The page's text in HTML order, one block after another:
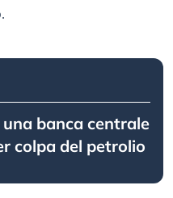
.
una banca centrale
colpa del petrolio